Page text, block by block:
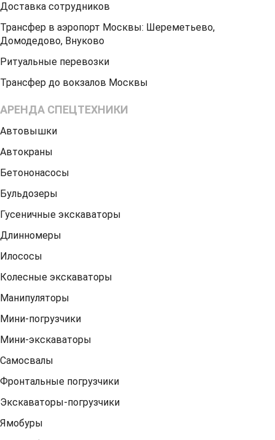
Доставка сотрудников
Трансфер в аэропорт Москвы: Шереметьево,
Домодедово, Внуково
Ритуальные перевозки
Трансфер до вокзалов Москвы
АРЕНДА СПЕЦТЕХНИКИ
Автовышки
Автокраны
Бетононасосы
Бульдозеры
Гусеничные экскаваторы
Длинномеры
Илососы
Колесные экскаваторы
Манипуляторы
Мини-погрузчики
Мини-экскаваторы
Самосвалы
Фронтальные погрузчики
Экскаваторы-погрузчики
Ямобуры